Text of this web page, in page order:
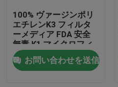
工場旅行
品質管理
私達に連絡しなさい
100% ヴァージンポリ
エチレンK3 フィルタ
ーメディア FDA 安全
無毒 K1 マイクロフィ
ルター MBBR バイオモ
バー反応器 中国メーカ
ー
お問い合わせを送信